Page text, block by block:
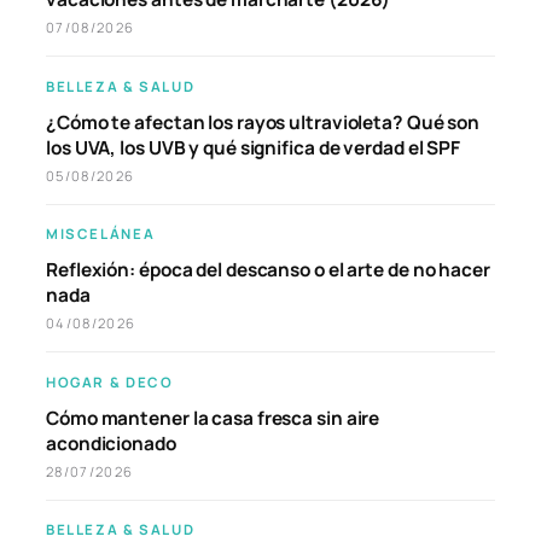
07/08/2026
BELLEZA & SALUD
¿Cómo te afectan los rayos ultravioleta? Qué son
los UVA, los UVB y qué significa de verdad el SPF
05/08/2026
MISCELÁNEA
Reflexión: época del descanso o el arte de no hacer
nada
04/08/2026
HOGAR & DECO
Cómo mantener la casa fresca sin aire
acondicionado
28/07/2026
BELLEZA & SALUD